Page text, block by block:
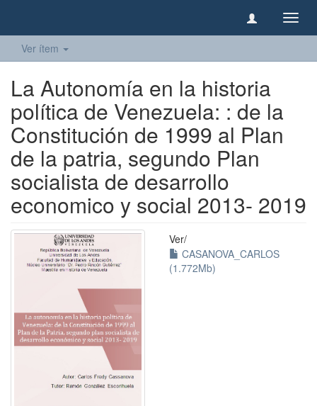
Ver ítem
La Autonomía en la historia
política de Venezuela: : de la
Constitución de 1999 al Plan
de la patria, segundo Plan
socialista de desarrollo
economico y social 2013- 2019
Ver/
CASANOVA_CARLOS
(1.772Mb)